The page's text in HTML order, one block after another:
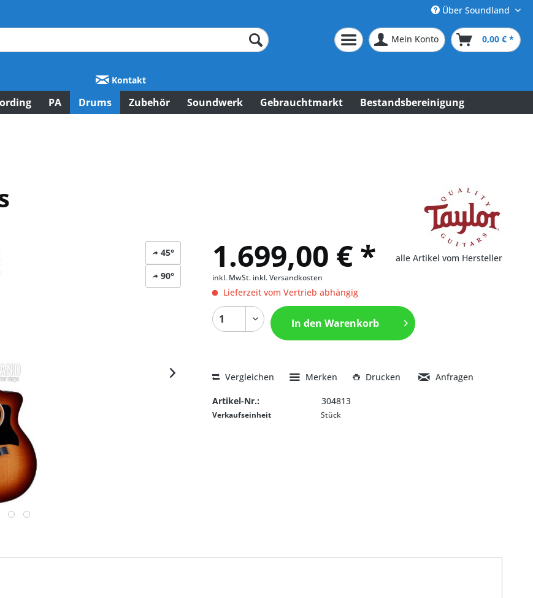
Über Soundland
Mein Konto 0,00 € *
Kontakt
PA Drums Zubehör Soundwerk Gebrauchtmarkt Bestandsbereinigung
alle Artikel vom Hersteller
45°
90°
1.699,00 € *
inkl. MwSt. inkl. Versandkosten
Lieferzeit vom Vertrieb abhängig
In den Warenkorb
Vergleichen Merken Drucken Anfragen
Artikel-Nr.: 304813
Verkaufseinheit Stück